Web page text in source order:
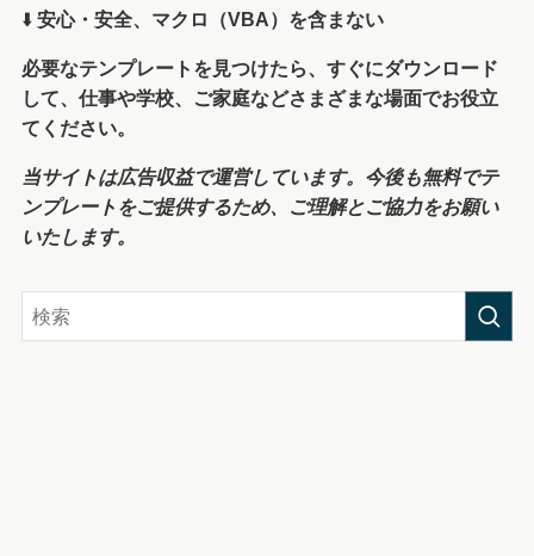
⬇️ 安心・安全、マクロ（VBA）を含まない
必要なテンプレートを見つけたら、すぐにダウンロード
して、仕事や学校、ご家庭などさまざまな場面でお役立
てください。
当サイトは広告収益で運営しています。今後も無料でテ
ンプレートをご提供するため、ご理解とご協力をお願い
いたします。